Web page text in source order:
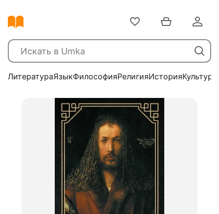
ЛитератураЯзыкФилософияРелигияИсторияКультура